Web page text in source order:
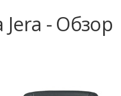
- Обзор